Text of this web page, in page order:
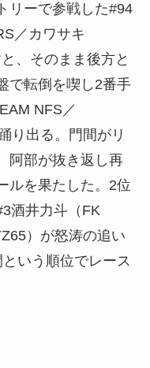
リーで参戦した#94
／カワサキ
、そのまま後方と
で転倒を喫し2番手
NFS／
り出る。門間がリ
阿部が抜き返し再
ルを果たした。2位
酒井力斗（FK
）が怒涛の追い
いう順位でレース